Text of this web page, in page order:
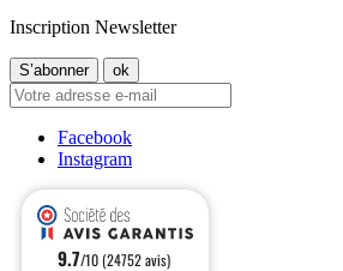
Inscription Newsletter
Facebook
Instagram
9.7/10 (24752 avis)